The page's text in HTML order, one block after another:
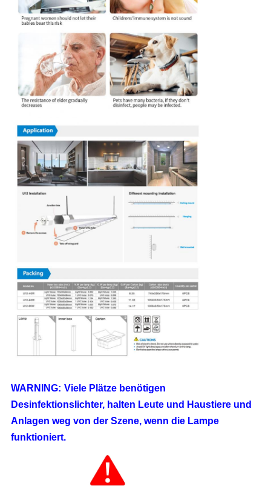
WARNING: Viele Plätze benötigen
Desinfektionslichter, halten Leute und Haustiere und
Anlagen weg von der Szene, wenn die Lampe
funktioniert.